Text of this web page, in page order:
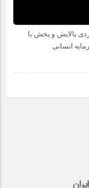
پالایش و پخش با
انسانی